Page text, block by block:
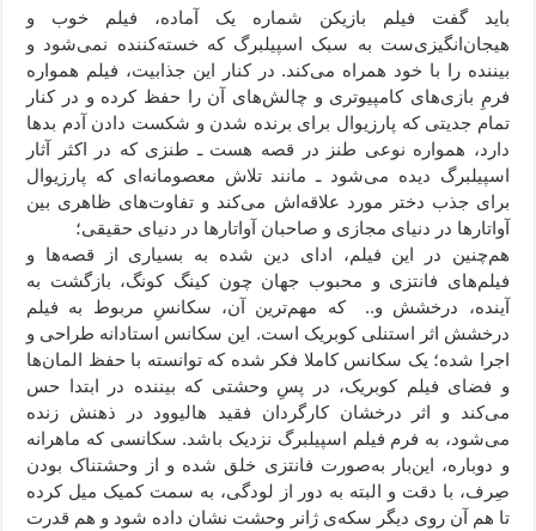
باید گفت فیلم بازیکن شماره یک آماده، فیلم خوب و
هیجان‌انگیزی‌ست به سبک اسپیلبرگ که خسته‌کننده نمی‌شود و
بیننده را با خود همراه می‌کند. در کنار این جذابیت، فیلم همواره
فرمِ بازی‌های کامپیوتری و چالش‌های آن را حفظ کرده و در کنار
تمام جدیتی که پارزیوال برای برنده شدن و شکست دادن آدم بدها
دارد، همواره نوعی طنز در قصه هست ـ طنزی که در اکثر آثار
اسپیلبرگ دیده می‌شود ـ مانند تلاش معصومانه‌ای که پارزیوال
برای جذب دختر مورد علاقه‌اش می‌کند و تفاوت‌های ظاهری بین
آواتارها در دنیای مجازی و صاحبان آواتارها در دنیای حقیقی؛
هم‌چنین در این فیلم، ادای دین شده به بسیاری از قصه‌ها و
فیلم‌های فانتزی و محبوب جهان چون کینگ کونگ، بازگشت به
آینده، درخشش و.. که مهم‌ترین آن، سکانسِ مربوط به فیلم
درخشش اثر استنلی کوبریک است. این سکانس استادانه طراحی و
اجرا شده؛ یک سکانس کاملا فکر شده که توانسته با حفظ المان‌ها
و فضای فیلم کوبریک، در پسِ وحشتی که بیننده در ابتدا حس
می‌کند و اثر درخشان کارگردان فقید هالیوود در ذهنش زنده
می‌شود، به فرم فیلم اسپیلبرگ نزدیک باشد. سکانسی که ماهرانه
و دوباره، این‌بار به‌صورت فانتزی خلق شده و از وحشتناک بودن
صِرف، با دقت و البته به دور از لودگی، به سمت کمیک میل کرده
تا هم آن روی دیگر سکه‌ی ژانر وحشت نشان داده شود و هم قدرت